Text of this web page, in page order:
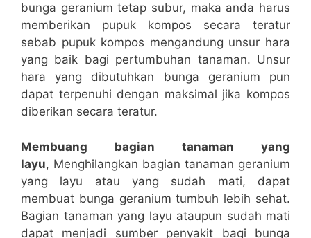
bunga geranium tetap subur, maka anda harus
memberikan pupuk kompos secara teratur
sebab pupuk kompos mengandung unsur hara
yang baik bagi pertumbuhan tanaman. Unsur
hara yang dibutuhkan bunga geranium pun
dapat terpenuhi dengan maksimal jika kompos
diberikan secara teratur.
Membuang bagian tanaman yang
layu, Menghilangkan bagian tanaman geranium
yang layu atau yang sudah mati, dapat
membuat bunga geranium tumbuh lebih sehat.
Bagian tanaman yang layu ataupun sudah mati
dapat menjadi sumber penyakit bagi bunga